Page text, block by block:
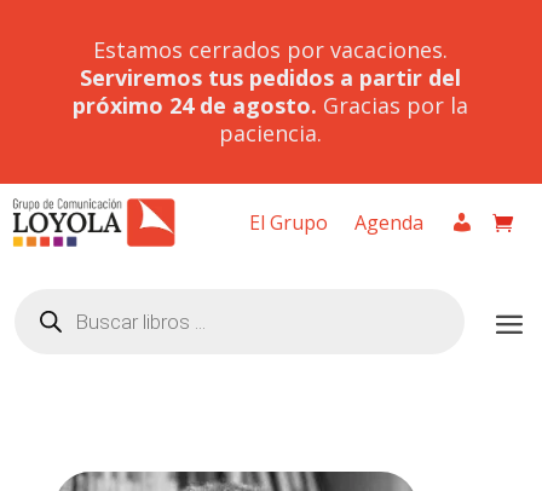
Estamos cerrados por vacaciones.
Serviremos tus pedidos a partir del
próximo 24 de agosto. Gracias por la
paciencia.
El Grupo Agenda
productos